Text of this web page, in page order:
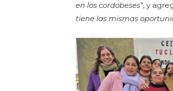
en los cordobeses”, y
tiene las mismas